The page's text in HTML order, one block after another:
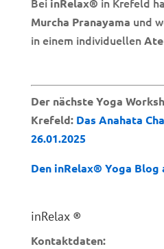
inRelax®
Murcha Pranayama und
in einem individuellen
Der nächste Yoga
Krefeld: Das Anahata
26.01.2025
Den inRelax® Yoga Blog
inRelax ®
Kontaktdaten: